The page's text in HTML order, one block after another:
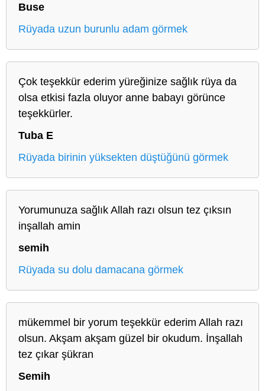
Buse
Rüyada uzun burunlu adam görmek
Çok teşekkür ederim yüreğinize sağlık rüya da
olsa etkisi fazla oluyor anne babayı görünce
teşekkürler.
Tuba E
Rüyada birinin yüksekten düştüğünü görmek
Yorumunuza sağlık Allah razı olsun tez çıksın
inşallah amin
semih
Rüyada su dolu damacana görmek
mükemmel bir yorum teşekkür ederim Allah razı
olsun. Akşam akşam güzel bir okudum. İnşallah
tez çıkar şükran
Semih